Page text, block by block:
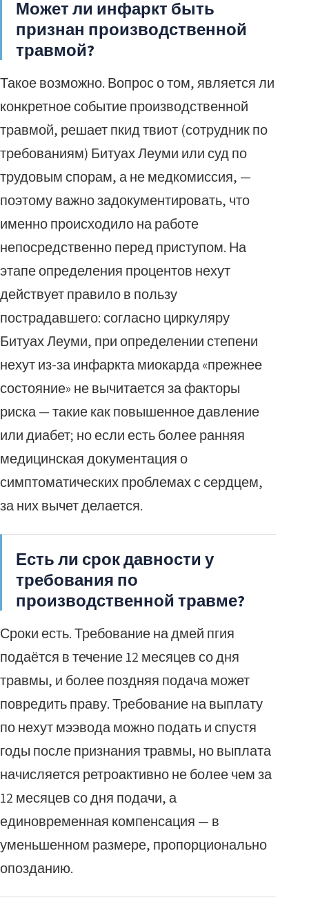
Может ли инфаркт быть
признан производственной
травмой?
Такое возможно. Вопрос о том, является ли
конкретное событие производственной
травмой, решает пкид твиот (сотрудник по
требованиям) Битуах Леуми или суд по
трудовым спорам, а не медкомиссия, —
поэтому важно задокументировать, что
именно происходило на работе
непосредственно перед приступом. На
этапе определения процентов нехут
действует правило в пользу
пострадавшего: согласно циркуляру
Битуах Леуми, при определении степени
нехут из-за инфаркта миокарда «прежнее
состояние» не вычитается за факторы
риска — такие как повышенное давление
или диабет; но если есть более ранняя
медицинская документация о
симптоматических проблемах с сердцем,
за них вычет делается.
Есть ли срок давности у
требования по
производственной травме?
Сроки есть. Требование на дмей пгия
подаётся в течение 12 месяцев со дня
травмы, и более поздняя подача может
повредить праву. Требование на выплату
по нехут мээвода можно подать и спустя
годы после признания травмы, но выплата
начисляется ретроактивно не более чем за
12 месяцев со дня подачи, а
единовременная компенсация — в
уменьшенном размере, пропорционально
опозданию.